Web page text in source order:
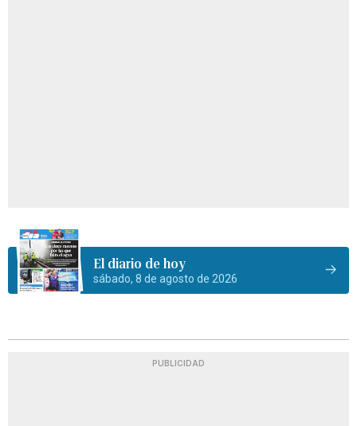
El diario de hoy
sábado, 8 de agosto de 2026
PUBLICIDAD